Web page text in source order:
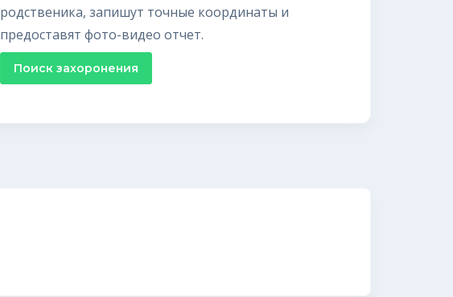
родственика, запишут точные координаты и
предоставят фото-видео отчет.
Поиск захоронения